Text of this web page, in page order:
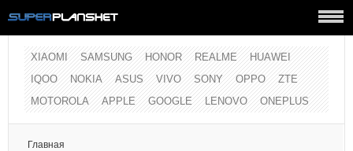
XIAOMI SAMSUNG HONOR REALME
HUAWEI
IQOO
NOKIA ASUS VIVO SONY OPPO
ZTE
MOTOROLA
APPLE GOOGLE LENOVO ONEPLUS
Главная